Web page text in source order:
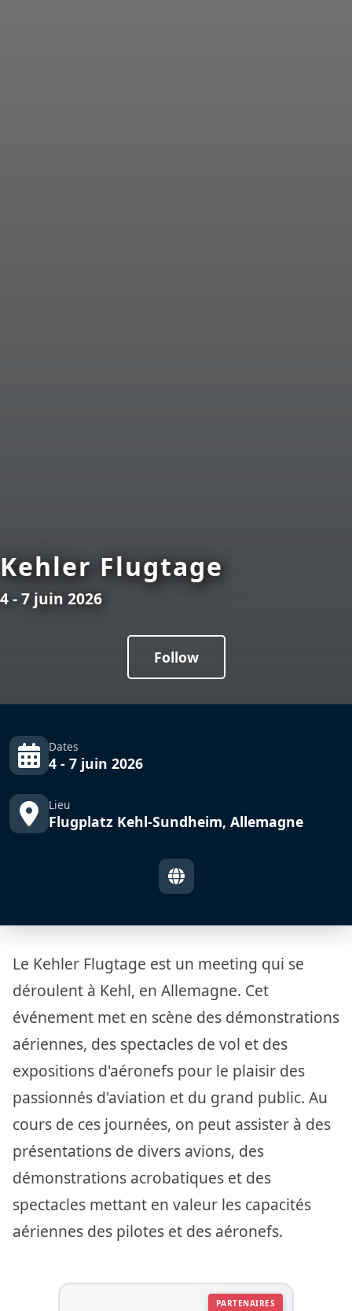
Kehler Flugtage
4 - 7 juin 2026
Follow
Dates
4 - 7 juin 2026
Lieu
Flugplatz Kehl-Sundheim, Allemagne
Le Kehler Flugtage est un meeting qui se
déroulent à Kehl, en Allemagne. Cet
événement met en scène des démonstrations
aériennes, des spectacles de vol et des
expositions d'aéronefs pour le plaisir des
passionnés d'aviation et du grand public. Au
cours de ces journées, on peut assister à des
présentations de divers avions, des
démonstrations acrobatiques et des
spectacles mettant en valeur les capacités
aériennes des pilotes et des aéronefs.
PARTENAIRES